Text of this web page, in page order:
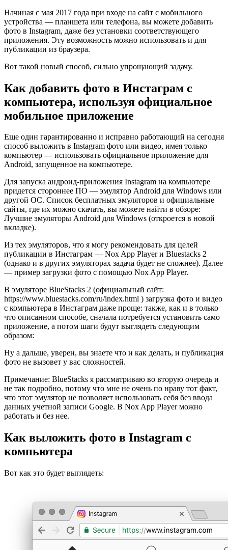
Начиная с мая 2017 года при входе на сайт с мобильного
устройства — планшета или телефона, вы можете добавить
фото в Instagram, даже без установки соответствующего
приложения. Эту возможность можно использовать и для
публикации из браузера.
Вот такой новый способ, сильно упрощающий задачу.
Как добавить фото в Инстаграм с
компьютера, используя официальное
мобильное приложение
Еще один гарантированно и исправно работающий на сегодня
способ выложить в Instagram фото или видео, имея только
компьютер — использовать официальное приложение для
Android, запущенное на компьютере.
Для запуска андроид-приложения Instagram на компьютере
придется стороннее ПО — эмулятор Android для Windows или
другой ОС. Список бесплатных эмуляторов и официальные
сайты, где их можно скачать, вы можете найти в обзоре:
Лучшие эмуляторы Android для Windows (откроется в новой
вкладке).
Из тех эмуляторов, что я могу рекомендовать для целей
публикации в Инстаграм — Nox App Player и Bluestacks 2
(однако и в других эмуляторах задача будет не сложнее). Далее
— пример загрузки фото с помощью Nox App Player.
В эмуляторе BlueStacks 2 (официальный сайт:
https://www.bluestacks.com/ru/index.html ) загрузка фото и видео
с компьютера в Инстаграм даже проще: также, как и в только
что описанном способе, сначала потребуется установить само
приложение, а потом шаги будут выглядеть следующим
образом:
Ну а дальше, уверен, вы знаете что и как делать, и публикация
фото не вызовет у вас сложностей.
Примечание: BlueStacks я рассматриваю во вторую очередь и
не так подробно, потому что мне не очень по нраву тот факт,
что этот эмулятор не позволяет использовать себя без ввода
данных учетной записи Google. В Nox App Player можно
работать и без нее.
Как выложить фото в Instagram с
компьютера
Вот как это будет выглядеть: